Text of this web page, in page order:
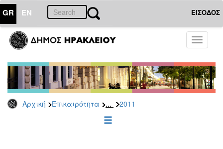
GR EN ΕΙΣΟΔΟΣ
Toggle
Αρχική Επικαιρότητα ... 2011
ΕΠΙΚΑΙΡΟΤΗΤΑ
Τύπου
Αρχείο
2026
2025